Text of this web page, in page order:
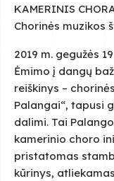
KAMERINIS
Chorinės muzikos
2019 m. gegužės
Ėmimo į dangų
reiškinys –
Palangai“, tapusi
dalimi. Tai
kamerinio choro
pristatomas
kūrinys,